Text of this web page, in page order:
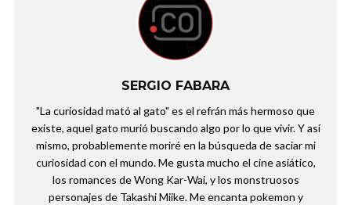
SERGIO FABARA
"La curiosidad mató al gato" es el refrán más hermoso que
existe, aquel gato murió buscando algo por lo que vivir. Y así
mismo, probablemente moriré en la búsqueda de saciar mi
curiosidad con el mundo. Me gusta mucho el cine asiático,
los romances de Wong Kar-Wai, y los monstruosos
personajes de Takashi Miike. Me encanta pokemon y